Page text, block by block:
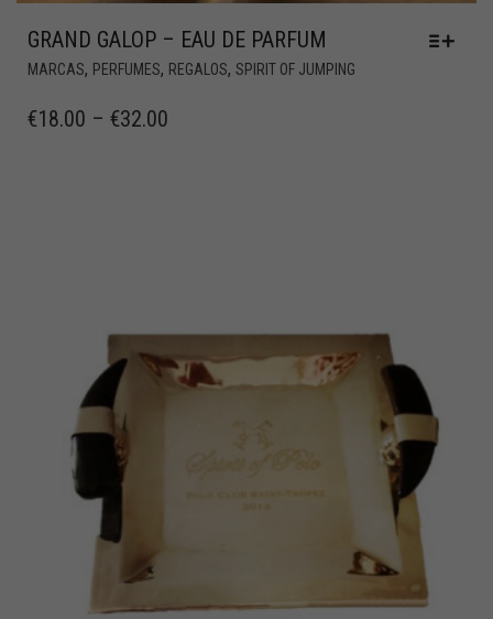
GRAND GALOP – EAU DE PARFUM
MARCAS, PERFUMES, REGALOS, SPIRIT OF JUMPING
€18.00 – €32.00